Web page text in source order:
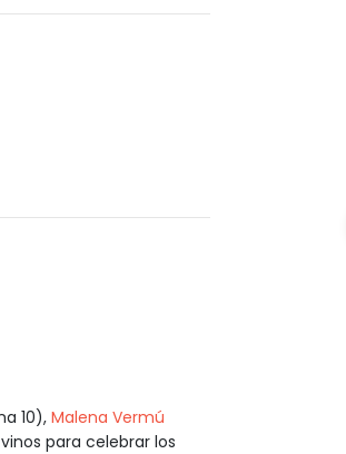
10), Malena Vermú
para celebrar los